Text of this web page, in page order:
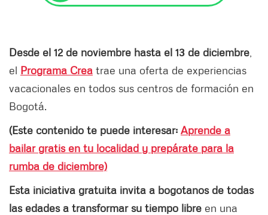
Desde el 12 de noviembre hasta el 13 de diciembre
el Programa Crea trae una oferta de experiencias
vacacionales en todos sus centros de formación en
Bogotá.
(Este contenido te puede interesar: Aprende a
bailar gratis en tu localidad y prepárate para la
rumba de diciembre)
Esta iniciativa gratuita invita a bogotanos de todas
las edades a transformar su tiempo libre en una